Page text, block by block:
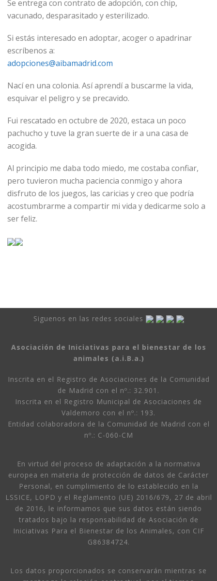
Se entrega con contrato de adopción, con chip,
vacunado, desparasitado y esterilizado.
Si estás interesado en adoptar, acoger o apadrinar
escríbenos a:
adopciones@aibamadrid.com
Nací en una colonia. Así aprendí a buscarme la vida,
esquivar el peligro y se precavido.
Fui rescatado en octubre de 2020, estaca un poco
pachucho y tuve la gran suerte de ir a una casa de
acogida.
Al principio me daba todo miedo, me costaba confiar,
pero tuvieron mucha paciencia conmigo y ahora
disfruto de los juegos, las caricias y creo que podría
acostumbrarme a compartir mi vida y dedicarme solo a
ser feliz.
Siguenos en las redes sociales
Asociación de Iniciativas para el bienestar de los
animales (a.i.B.a.)
Inscrita en el Registro de Asociaciones de la Comunidad
de Madrid con el nº.: 32.901.
Inscrita en el Registro Municipal de Asociaciones de
Valdemoro con el nº.: 193.
Entidad colaboradora de la Comunidad de Madrid con el
nº.: C-060-CM
En virtud del proceso de adaptación a la normativa
europea en materia de protección de datos de Carácter
Personal, en cumplimiento de lo establecido en la
LSSICE, LOPD y el Reglamento (UE) 2016/679, 27 de abril
de 2016, le informamos que sus datos están siendo
tratados bajo la responsabilidad de Asociación de
Iniciativas Para el Bienestar de los Animales, con CIF
G86384724.
Los datos proporcionados se conservarán mientras se